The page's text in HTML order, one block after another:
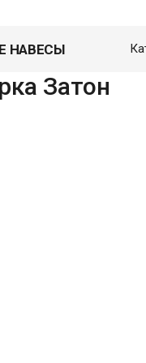
НАВЕСЫ
Навес
Затон